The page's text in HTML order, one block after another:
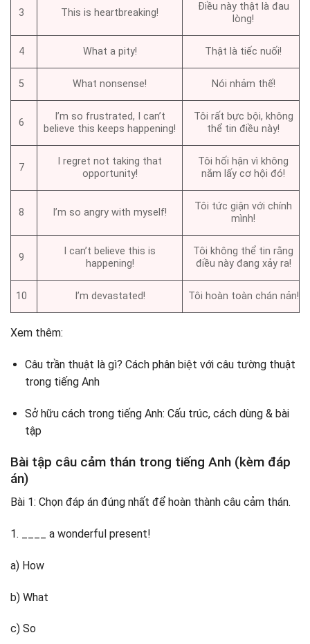
3 This is heartbreaking!
Điều này thật là đau
lòng!
4 What a pity! Thật là tiếc nuối!
5 What nonsense! Nói nhảm thế!
6
I’m so frustrated, I can’t
believe this keeps happening!
Tôi rất bực bội, không
thể tin điều này!
7
I regret not taking that
opportunity!
Tôi hối hận vì không
nắm lấy cơ hội đó!
8 I’m so angry with myself!
Tôi tức giận với chính
mình!
9
I can’t believe this is
happening!
Tôi không thể tin rằng
điều này đang xảy ra!
10 I’m devastated! Tôi hoàn toàn chán nản!
Xem thêm:
Câu trần thuật là gì? Cách phân biệt với câu tường thuật
trong tiếng Anh
Sở hữu cách trong tiếng Anh: Cấu trúc, cách dùng & bài
tập
Bài tập câu cảm thán trong tiếng Anh (kèm đáp
án)
Bài 1: Chọn đáp án đúng nhất để hoàn thành câu cảm thán.
1. ____ a wonderful present!
a) How
b) What
c) So